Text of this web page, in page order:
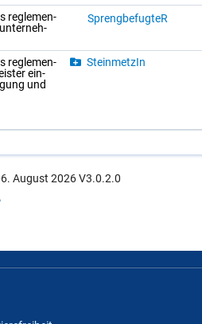
re­gle­men­
Spreng­be­fug­teR
re­gle­men­
ein­
und
Stein­met­zIn
August 2026 V3.0.2.0